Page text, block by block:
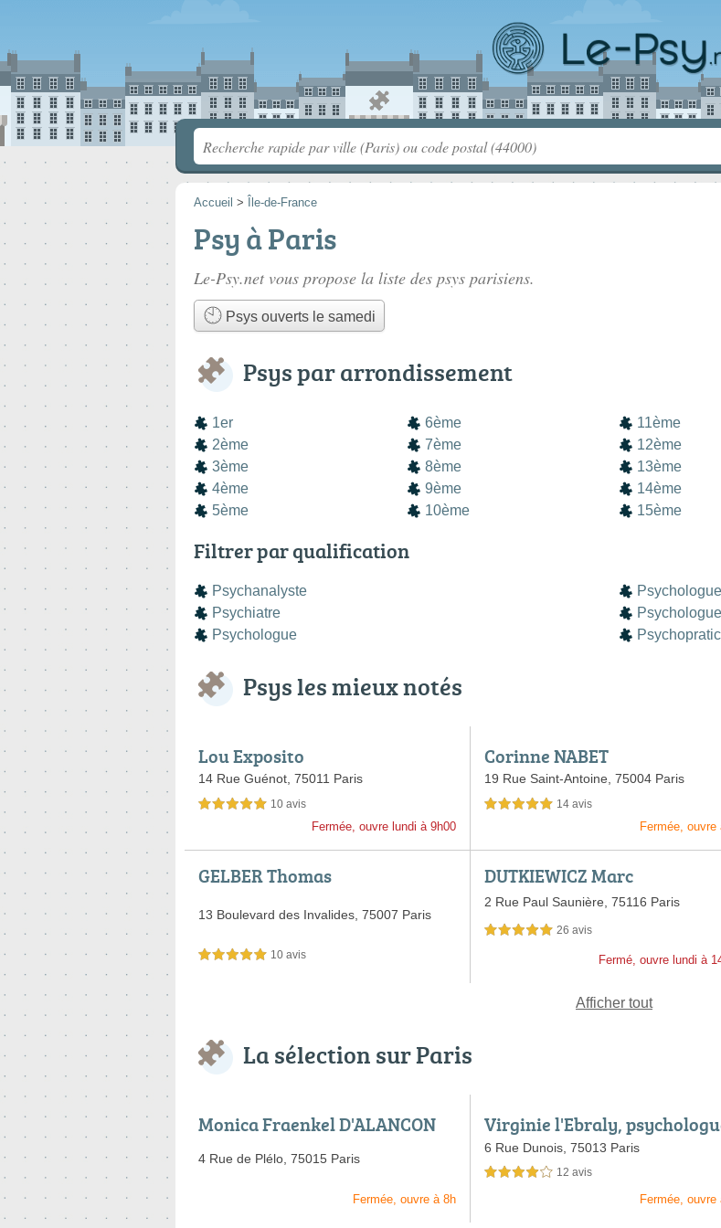
Accueil > Île-de-France
Psy à Paris
Le-Psy.net vous propose la liste des psys parisiens.
Psys ouverts le samedi
Psys par arrondissement
1er
2ème
3ème
4ème
5ème
6ème
7ème
8ème
9ème
10ème
11ème
12ème
13ème
14ème
15ème
Filtrer par qualification
Psychanalyste
Psychiatre
Psychologue
Psys les mieux notés
Lou Exposito
14 Rue Guénot, 75011 Paris
5,0 étoiles sur 5 10 avis
Fermée, ouvre lundi à 9h00
Corinne NABET
19 Rue Saint-Antoine,75004 Paris
5,0 étoiles sur 5 14 avis
Fermée, ouvre
GELBER Thomas
13 Boulevard des Invalides, 75007 Paris
5,0 étoiles sur 5 10 avis
DUTKIEWICZ Marc
2 Rue Paul Saunière,75116 Paris
5,0 étoiles sur 5 26 avis
Fermé, ouvre lundi à
Afficher tout
La sélection sur Paris
Monica Fraenkel D'ALANCON
4 Rue de Plélo, 75015 Paris
Fermée, ouvre à 8h
Virginie l'Ebraly,
linicienne
6 Rue Dunois,75013 Paris
4,0 étoiles sur 5 12 avis
Fermée, ouvre